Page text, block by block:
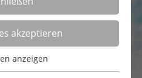
akzeptieren
anzeigen